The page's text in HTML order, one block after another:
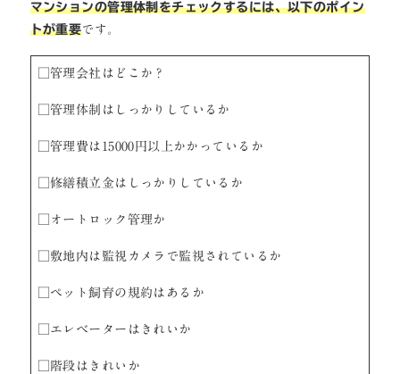
マンションの管理体制をチェックするには、以下のポイン
トが重要です。
□管理会社はどこか？
□管理体制はしっかりしているか
□管理費は15000円以上かかっているか
□修繕積立金はしっかりしているか
□オートロック管理か
□敷地内は監視カメラで監視されているか
□ペット飼育の規約はあるか
□エレベーターはきれいか
□階段はきれいか